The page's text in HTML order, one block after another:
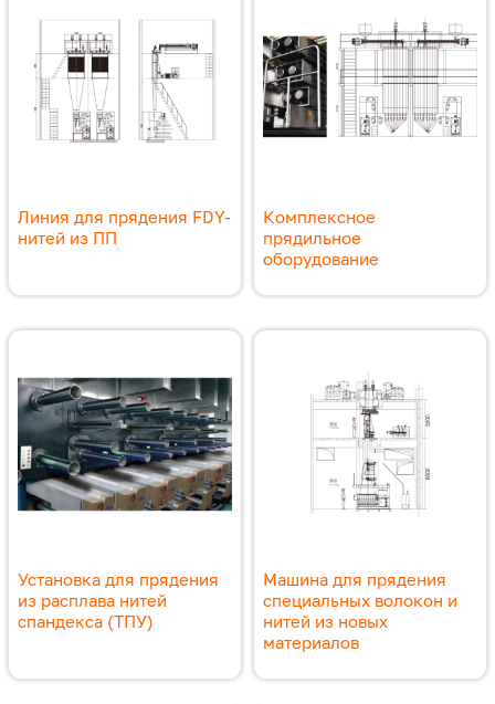
Линия для прядения FDY-
нитей из ПП
Комплексное
прядильное
оборудование
Установка для прядения
из расплава нитей
спандекса (ТПУ)
Машина для прядения
специальных волокон и
нитей из новых
материалов